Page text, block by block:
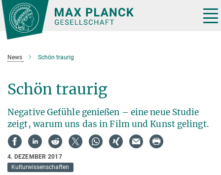
Hauptinhalt
News Schön traurig
Schön traurig
Negative Gefühle genießen – eine neue Studie
zeigt, warum uns das in Film und Kunst gelingt.
4. DEZEMBER 2017
Kulturwissenschaften